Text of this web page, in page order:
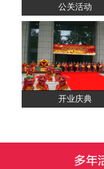
公关活动
开业庆典